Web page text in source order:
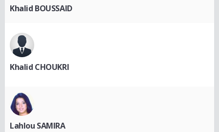
Khalid BOUSSAID
Khalid CHOUKRI
Lahlou SAMIRA